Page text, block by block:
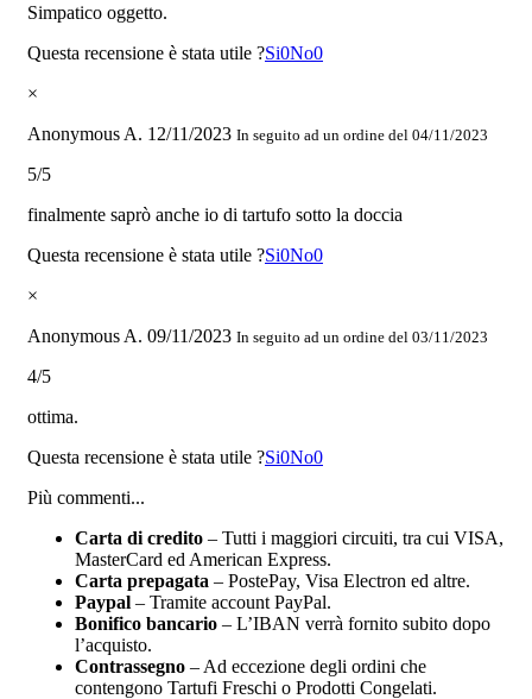
Simpatico oggetto.
Questa recensione è stata utile ?Si0No0
×
Anonymous A. 12/11/2023 In seguito ad un ordine del 04/11/2023
5/5
finalmente saprò anche io di tartufo sotto la doccia
Questa recensione è stata utile ?Si0No0
×
Anonymous A. 09/11/2023 In seguito ad un ordine del 03/11/2023
4/5
ottima.
Questa recensione è stata utile ?Si0No0
Più commenti...
Carta di credito – Tutti i maggiori circuiti, tra cui VISA,
MasterCard ed American Express.
Carta prepagata – PostePay, Visa Electron ed altre.
Paypal – Tramite account PayPal.
Bonifico bancario – L’IBAN verrà fornito subito dopo
l’acquisto.
Contrassegno – Ad eccezione degli ordini che
contengono Tartufi Freschi o Prodotti Congelati.